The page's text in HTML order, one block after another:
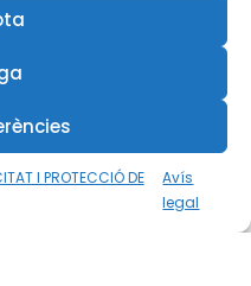
I PROTECCIÓ DE
Avís
legal
Curs d’Orientació